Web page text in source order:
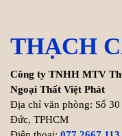
THẠCH
Công ty TNHH MTV
Ngoại Thất Việt Phát
Địa chỉ văn phòng: Số 30
Đức, TPHCM